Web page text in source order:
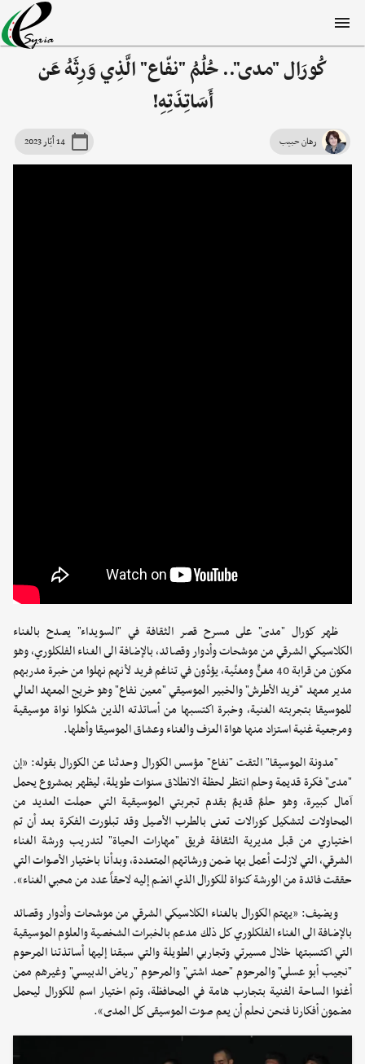
كُورَال "مدى".. حُلُمُ "نفّاع" الَّذِي وَرِثَهُ عَن
أَسَاتِذَتِهِ!
رهان حبيب 14 أيّار 2023
ظهر كورال "مدى" على مسرح قصر الثقافة في "السويداء" يصدح بالغناء
الكلاسيكي الشرقي من موشحات وأدوار وقصائد، بالإضافة الى الغناء الفلكلوري، وهو
مكون من قرابة 40 مغنٍّ ومغنّية، يؤدّون في تناغم فريد لأنهم نهلوا من خبرة مدربهم
مدير معهد "فريد الأطرش" والخبير الموسيقي "معين نفاع" وهو خريج المعهد العالي
للموسيقا بتجربته الغنية، وخبرة اكتسبها من أساتذته الذين شكلوا نواة موسيقية
ومرجعية غنية استزاد منها هواة العزف والغناء وعشاق الموسيقا وأهلها.
"مدونة الموسيقا" التقت "نفاع" مؤسس الكورال وحدثنا عن الكورال بقوله: «إن
"مدى" فكرة قديمة وحلم انتظر لحظة الانطلاق سنوات طويلة، ليظهر بمشروع يحمل
آمال كبيرة، وهو حلمٌ قديمٌ بقدم تجربتي الموسيقية التي حملت العديد من
المحاولات لتشكيل كورالات تعنى بالطرب الأصيل وقد تبلورت الفكرة بعد أن تم
اختياري من قبل مديرية الثقافة فريق "مهارات الحياة" لتدريب ورشة الغناء
الشرقي، التي لازلت أعمل بها ضمن ورشاتهم المتعددة، وبدأنا باختيار الأصوات التي
حققت فائدة من الورشة كنواة للكورال الذي انضم إليه لاحقاً عدد من محبي الغناء».
ويضيف: «يهتم الكورال بالغناء الكلاسيكي الشرقي من موشحات وأدوار وقصائد
بالإضافة الى الغناء الفلكلوري كل ذلك مدعم بالخبرات الشخصية والعلوم الموسيقية
التي اكتسبتها خلال مسيرتي وتجاربي الطويلة والتي سبقنا إليها أساتذتنا المرحوم
"نجيب أبو عسلي" والمرحوم "حمد اشتي" والمرحوم "رياض الدبيسي" وغيرهم ممن
أغنوا الساحة الفنية بتجارب هامة في المحافظة، وتم اختيار اسم للكورال ليحمل
مضمون أفكارنا فنحن نحلم أن يعم صوت الموسيقى كل المدى».